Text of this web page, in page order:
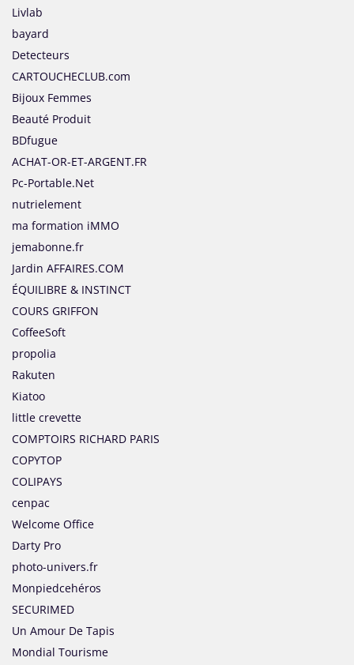
Livlab
bayard
Detecteurs
CARTOUCHECLUB.com
Bijoux Femmes
Beauté Produit
BDfugue
ACHAT-OR-ET-ARGENT.FR
Pc-Portable.Net
nutrielement
ma formation iMMO
jemabonne.fr
Jardin AFFAIRES.COM
ÉQUILIBRE & INSTINCT
COURS GRIFFON
CoffeeSoft
propolia
Rakuten
Kiatoo
little crevette
COMPTOIRS RICHARD PARIS
COPYTOP
COLIPAYS
cenpac
Welcome Office
Darty Pro
photo-univers.fr
Monpiedcehéros
SECURIMED
Un Amour De Tapis
Mondial Tourisme